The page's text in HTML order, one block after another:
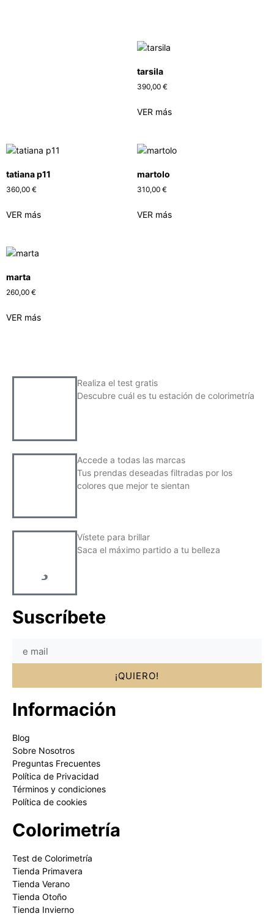
tarsila
390,00 €
VER más
tatiana p11
360,00 €
VER más
martolo
310,00 €
VER más
marta
260,00 €
VER más
Realiza el test gratis
Descubre cuál es tu estación de colorimetría
Accede a todas las marcas
Tus prendas deseadas filtradas por los
colores que mejor te sientan
Vístete para brillar
Saca el máximo partido a tu belleza
Suscríbete
¡QUIERO!
Información
Blog
Sobre Nosotros
Preguntas Frecuentes
Política de Privacidad
Términos y condiciones
Política de cookies
Colorimetría
Test de Colorimetría
Tienda Primavera
Tienda Verano
Tienda Otoño
Tienda Invierno